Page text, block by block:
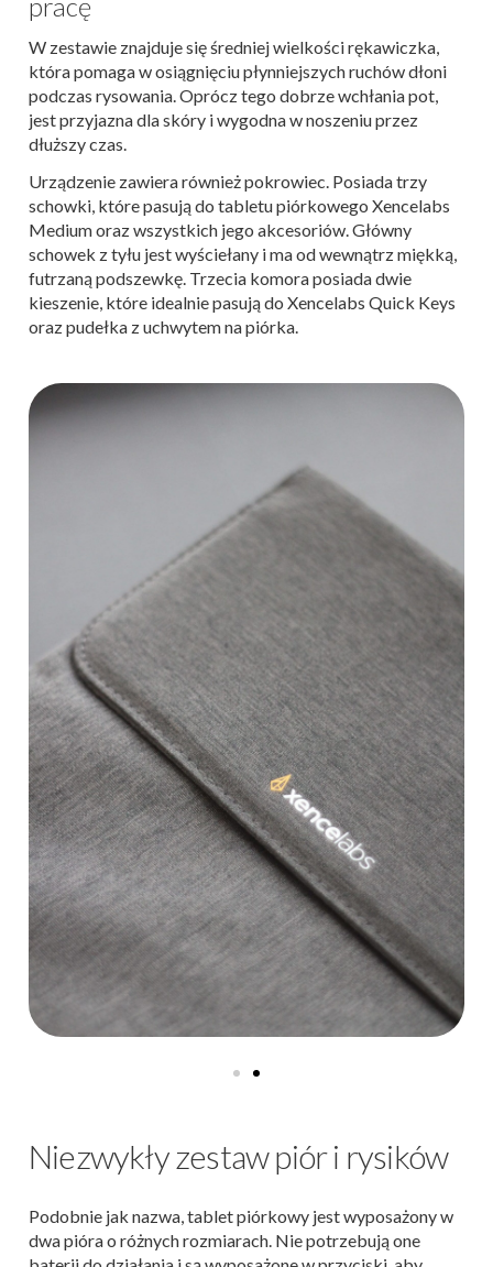
W zestawie znajduje się średniej wielkości rękawiczka,
która pomaga w osiągnięciu płynniejszych ruchów dłoni
podczas rysowania. Oprócz tego dobrze wchłania pot,
jest przyjazna dla skóry i wygodna w noszeniu przez
dłuższy czas.
Urządzenie zawiera również pokrowiec. Posiada trzy
schowki, które pasują do tabletu piórkowego Xencelabs
Medium oraz wszystkich jego akcesoriów. Główny
schowek z tyłu jest wyściełany i ma od wewnątrz miękką,
futrzaną podszewkę. Trzecia komora posiada dwie
kieszenie, które idealnie pasują do Xencelabs Quick Keys
oraz pudełka z uchwytem na piórka.
Niezwykły zestaw piór i rysików
Podobnie jak nazwa, tablet piórkowy jest wyposażony w
dwa pióra o różnych rozmiarach. Nie potrzebują one